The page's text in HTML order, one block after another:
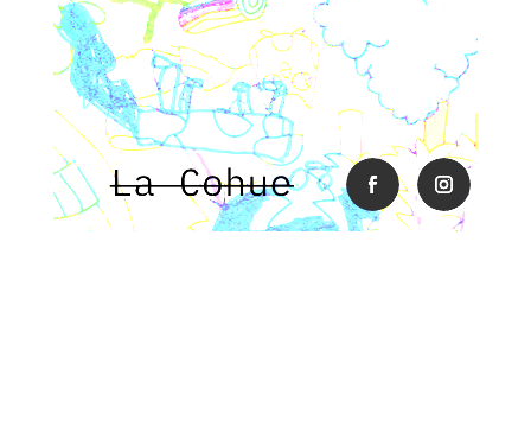
facebook